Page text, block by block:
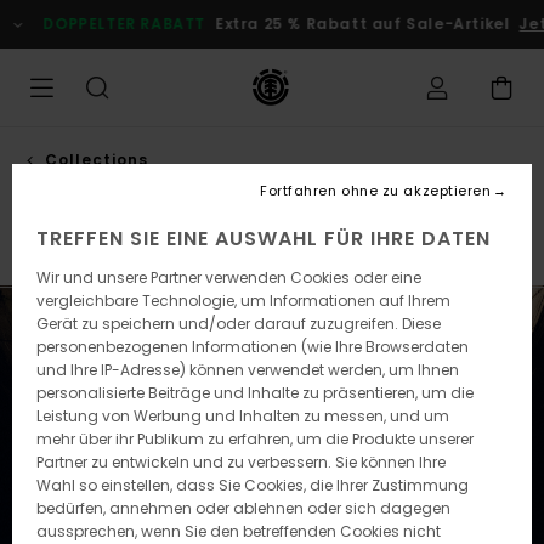
zur
Produkt
springen
RABATT Extra 25 % Rabatt auf Sale-Artikel Jetzt Sparen
Collections
TREFFEN SIE EINE AUSWAHL FÜR IHRE DATEN
Wir und unsere Partner verwenden Cookies oder eine
vergleichbare Technologie, um Informationen auf Ihrem
Gerät zu speichern und/oder darauf zuzugreifen. Diese
personenbezogenen Informationen (wie Ihre Browserdaten
und Ihre IP-Adresse) können verwendet werden, um Ihnen
personalisierte Beiträge und Inhalte zu präsentieren, um die
Leistung von Werbung und Inhalten zu messen, und um
mehr über ihr Publikum zu erfahren, um die Produkte unserer
Partner zu entwickeln und zu verbessern. Sie können Ihre
Wahl so einstellen, dass Sie Cookies, die Ihrer Zustimmung
bedürfen, annehmen oder ablehnen oder sich dagegen
aussprechen, wenn Sie den betreffenden Cookies nicht
Fortfahren ohne zu akzeptieren